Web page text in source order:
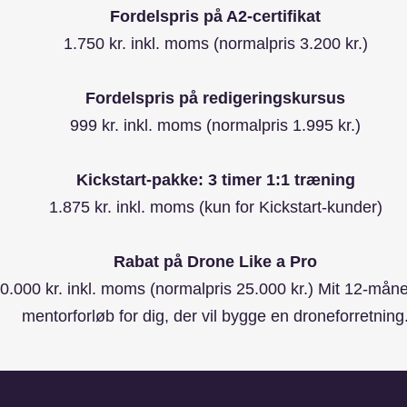
Fordelspris på A2-certifikat
1.750 kr. inkl. moms (normalpris 3.200 kr.)
Fordelspris på redigeringskursus
999 kr. inkl. moms (normalpris 1.995 kr.)
Kickstart-pakke: 3 timer 1:1 træning
1.875 kr. inkl. moms (kun for Kickstart-kunder)
Rabat på Drone Like a Pro
kr. inkl. moms (normalpris 25.000 kr.) Mit 12-
mentorforløb for dig, der vil bygge en droneforretning.